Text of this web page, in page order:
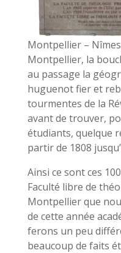
Montpellier ­–
Montpellier, la
au passage la
huguenot fier et
tourmentes de la
avant de trouver,
étudiants, quelque
partir de 1808
Ainsi ce sont ces
Faculté libre de
Montpellier que
de cette année
ferons un peu
beaucoup de faits